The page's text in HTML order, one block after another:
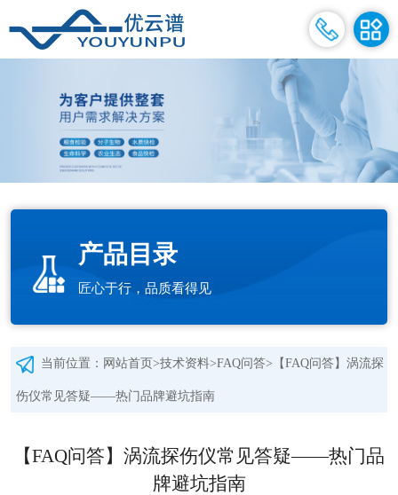
产品目录
匠心于行，品质看得见
当前位置： 网站首页 >技术资料>FAQ问答>【FAQ问答】涡流探
伤仪常见答疑——热门品牌避坑指南
【FAQ问答】涡流探伤仪常见答疑——热门品
牌避坑指南